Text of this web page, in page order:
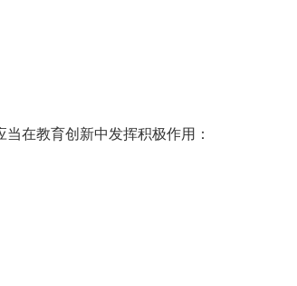
在教育创新中发挥积极作用：